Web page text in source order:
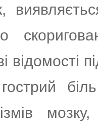
відомості